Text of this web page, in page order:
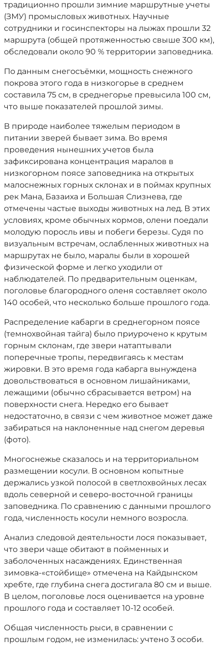
традиционно прошли зимние маршрутные учеты
(ЗМУ) промысловых животных. Научные
сотрудники и госинспекторы на лыжах прошли 32
маршрута (общей протяженностью свыше 300 км),
обследовали около 90 % территории заповедника.
По данным снегосъёмки, мощность снежного
покрова этого года в низкогорье в среднем
составила 75 см, в среднегорье превысила 100 см,
что выше показателей прошлой зимы.
В природе наиболее тяжелым периодом в
питании зверей бывает зима. Во время
проведения нынешних учетов была
зафиксирована концентрация маралов в
низкогорном поясе заповедника на открытых
малоснежных горных склонах и в поймах крупных
рек Мана, Базаиха и Большая Слизнева, где
отмечены частые выходы животных на лед. В этих
условиях, кроме обычных кормов, олени поедали
молодую поросль ивы и побеги березы. Судя по
визуальным встречам, ослабленных животных на
маршрутах не было, маралы были в хорошей
физической форме и легко уходили от
наблюдателей. По предварительным оценкам,
поголовье благородного оленя составляет около
140 особей, что несколько больше прошлого года.
Распределение кабарги в среднегорном поясе
(темнохвойная тайга) было приурочено к крутым
горным склонам, где звери натаптывали
поперечные тропы, передвигаясь к местам
жировки. В это время года кабарга вынуждена
довольствоваться в основном лишайниками,
лежащими (обычно сбрасывается ветром) на
поверхности снега. Нередко его бывает
недостаточно, в связи с чем животное может даже
забираться на наклоненные над снегом деревья
(фото).
Многоснежье сказалось и на территориальном
размещении косули. В основном копытные
держались узкой полосой в светлохвойных лесах
вдоль северной и северо-восточной границы
заповедника. По сравнению с данными прошлого
года, численность косули немного возросла.
Анализ следовой деятельности лося показывает,
что звери чаще обитают в пойменных и
заболоченных насаждениях. Единственная
зимовка-«стойбище» отмечена на Кайдынском
хребте, где глубина снега достигала 80 см и выше.
В целом, поголовье лося оценивается на уровне
прошлого года и составляет 10-12 особей.
Общая численность рыси, в сравнении с
прошлым годом, не изменилась: учтено 3 особи.